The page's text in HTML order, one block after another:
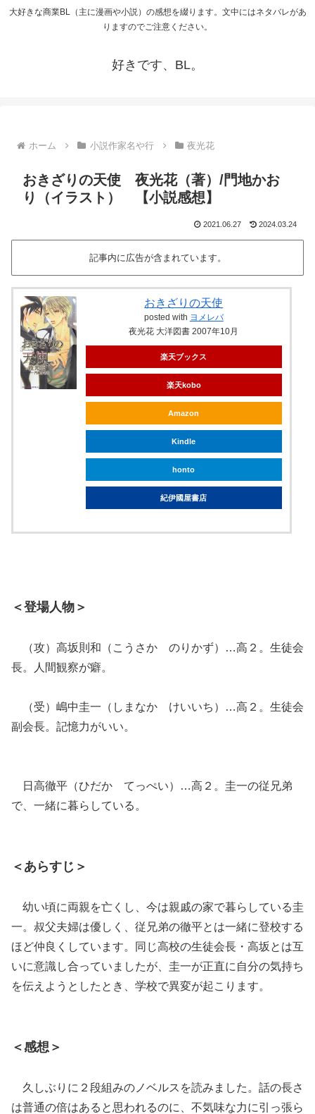
大好きな商業BL（主に漫画や小説）の感想を綴ります。文中にはネタバレがあ
りますのでご注意ください。
好きです、BL。
ホーム 小説作家名や行 夜光花
おきざりの天使 夜光花（著）/門地かお
り（イラスト） 【小説感想】
2021.06.27 2024.03.24
記事内に広告が含まれています。
おきざりの天使
posted with ヨメレバ
夜光花 大洋図書 2007年10月
楽天ブックス
楽天kobo
Amazon
Kindle
honto
紀伊國屋書店
＜登場人物＞
（攻）高坂則和（こうさか のりかず）…高２。生徒会
長。人間観察が癖。
（受）嶋中圭一（しまなか けいいち）…高２。生徒会
副会長。記憶力がいい。
日高徹平（ひだか てっぺい）…高２。圭一の従兄弟
で、一緒に暮らしている。
＜あらすじ＞
幼い頃に両親を亡くし、今は親戚の家で暮らしている圭
一。叔父夫婦は優しく、従兄弟の徹平とは一緒に登校する
ほど仲良くしています。同じ高校の生徒会長・高坂とは互
いに意識し合っていましたが、圭一が正直に自分の気持ち
を伝えようとしたとき、学校で異変が起こります。
＜感想＞
久しぶりに２段組みのノベルスを読みました。話の長さ
は普通の倍はあると思われるのに、不気味な力に引っ張ら